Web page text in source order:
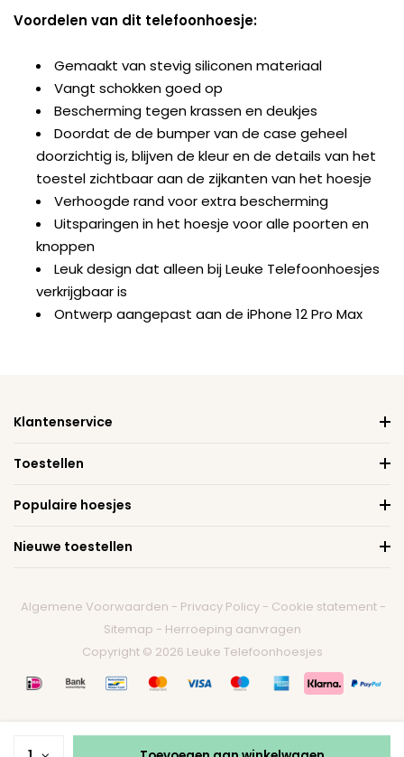
Voordelen van dit telefoonhoesje:
Gemaakt van stevig siliconen materiaal
Vangt schokken goed op
Bescherming tegen krassen en deukjes
Doordat de de bumper van de case geheel
doorzichtig is, blijven de kleur en de details van het
toestel zichtbaar aan de zijkanten van het hoesje
Verhoogde rand voor extra bescherming
Uitsparingen in het hoesje voor alle poorten en
knoppen
Leuk design dat alleen bij Leuke Telefoonhoesjes
verkrijgbaar is
Ontwerp aangepast aan de iPhone 12 Pro Max
Klantenservice
Toestellen
Populaire hoesjes
Nieuwe toestellen
Algemene Voorwaarden - Privacy Policy - Cookie statement -
Sitemap - Herroeping aanvragen
Copyright © 2026 Leuke Telefoonhoesjes